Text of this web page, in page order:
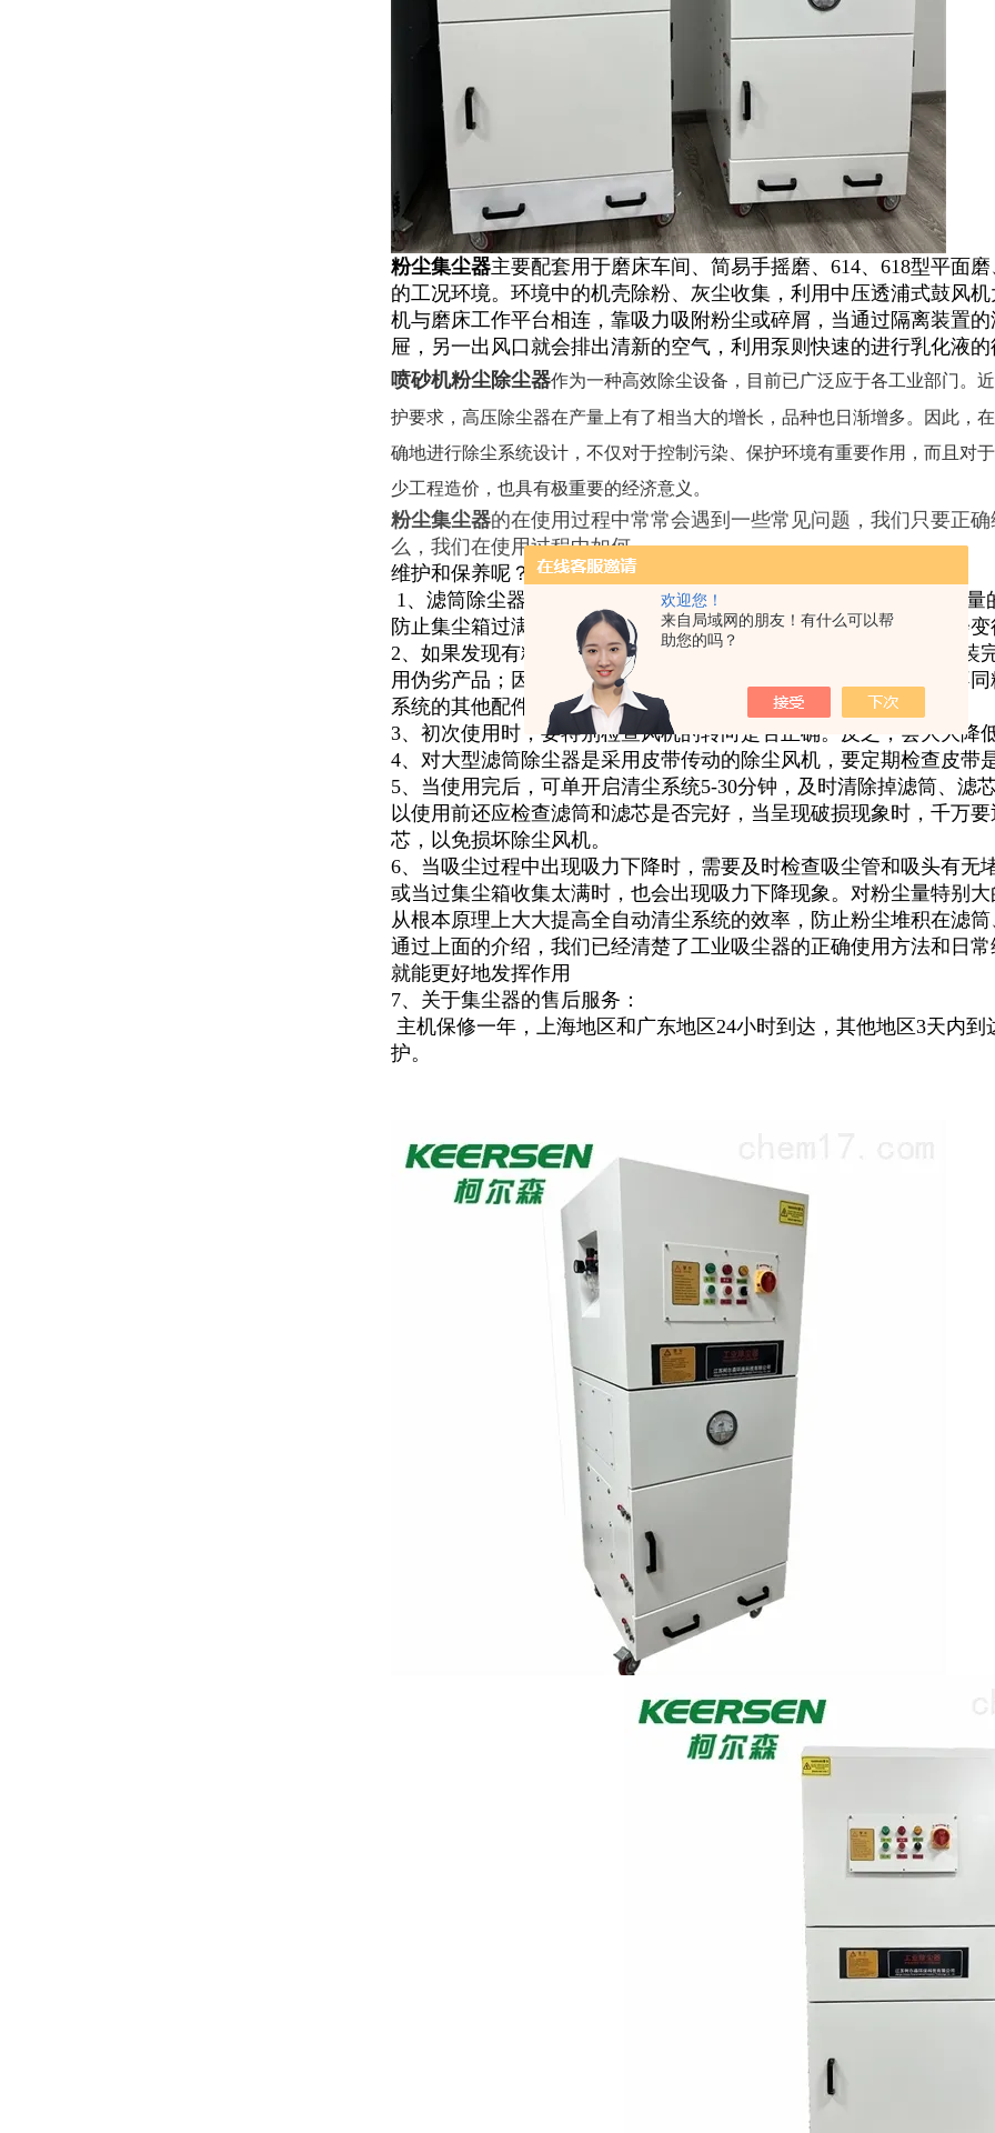
欢迎您！
来自局域网的朋友！有什么可以帮
助您的吗？
粉尘集尘器主要配套用于磨床车间、简易手摇磨、614、618型平面
的工况环境。环境中的机壳除粉、灰尘收集，利用中压透浦式鼓风
机与磨床工作平台相连，靠吸力吸附粉尘或碎屑，当通过隔离装置
屉，另一出风口就会排出清新的空气，利用泵则快速的进行乳化液
喷砂机粉尘除尘器作为一种高效除尘设备，目前已广泛应于各工业部门。
护要求，高压除尘器在产量上有了相当大的增长，品种也日渐增多。因此，
确地进行除尘系统设计，不仅对于控制污染、保护环境有重要作用，而且对
少工程造价，也具有极重要的经济意义。
粉尘集尘器的在使用过程中常常会遇到一些常见问题，我们只要正
么，我们在使用过程中如何
维护和保养呢？下面我们就来介绍一下这一方面的内容。
1、滤筒除尘器在使用过程中一定要做到专人管理，根据收集粉尘
防止集尘箱过满，降低除尘效果。采用巨石牌滤筒除尘器，卸料会
2、如果发现有粉尘从出风口吹出，一定要检查滤筒、滤芯是否安装
用伪劣产品；因为只有原厂家才能保证系统所需的过滤面积以及不
系统的其他配件或降低除尘效率。
3、初次使用时，要特别检查风机的转向是否正确。反之，会大大降
4、对大型滤筒除尘器是采用皮带传动的除尘风机，要定期检查皮带
5、当使用完后，可单开启清尘系统5-30分钟，及时清除掉滤筒、滤
以使用前还应检查滤筒和滤芯是否完好，当呈现破损现象时，千万
芯，以免损坏除尘风机。
6、当吸尘过程中出现吸力下降时，需要及时检查吸尘管和吸头有无
或当过集尘箱收集太满时，也会出现吸力下降现象。对粉尘量特别
从根本原理上大大提高全自动清尘系统的效率，防止粉尘堆积在滤
通过上面的介绍，我们已经清楚了工业吸尘器的正确使用方法和日
就能更好地发挥作用
7、关于集尘器的售后服务：
主机保修一年，上海地区和广东地区24小时到达，其他地区3天内
护。